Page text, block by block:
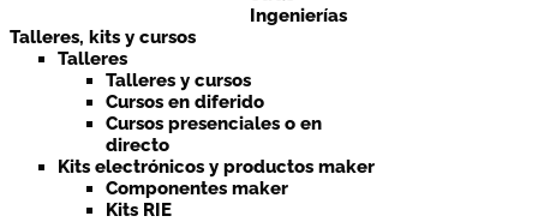
Ingenierías
Talleres, kits y cursos
Talleres
Talleres y cursos
Cursos en diferido
Cursos presenciales o en
directo
Kits electrónicos y productos maker
Componentes maker
Kits RIE